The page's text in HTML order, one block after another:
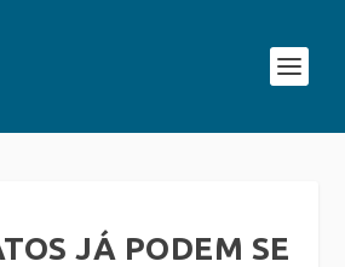
JÁ PODEM SE